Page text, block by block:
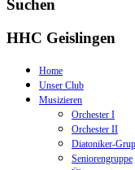
Suchen
HHC Geislingen
Home
Unser Club
Musizieren
Orchester I
Orchester II
Diatoniker-
Seniorengruppe